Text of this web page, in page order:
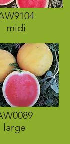
midi
large